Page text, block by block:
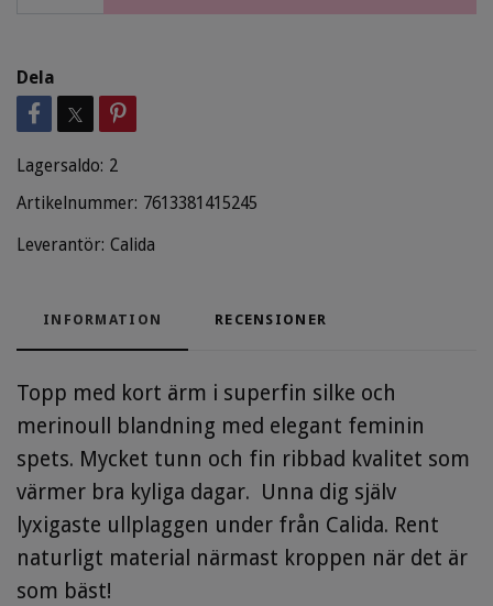
Dela
Lagersaldo: 2
Artikelnummer: 7613381415245
Leverantör: Calida
INFORMATION RECENSIONER
Topp med kort ärm i superfin silke och
merinoull blandning med elegant feminin
spets. Mycket tunn och fin ribbad kvalitet som
värmer bra kyliga dagar. Unna dig själv
lyxigaste ullplaggen under från Calida. Rent
naturligt material närmast kroppen när det är
som bäst!